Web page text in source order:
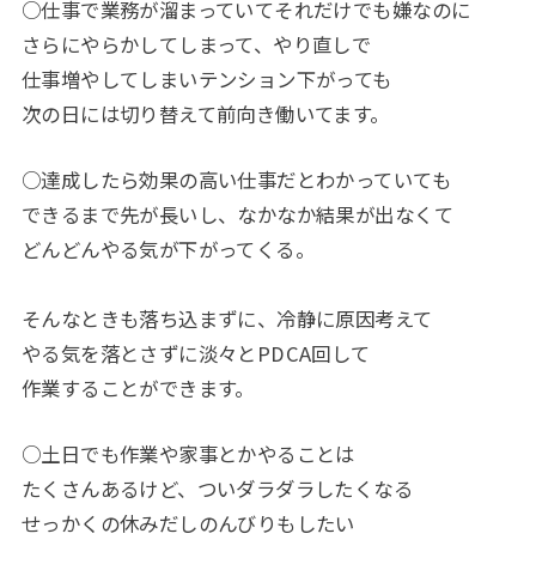
○仕事で業務が溜まっていてそれだけでも嫌なのに
さらにやらかしてしまって、やり直しで
仕事増やしてしまいテンション下がっても
次の日には切り替えて前向き働いてます。
○達成したら効果の高い仕事だとわかっていても
できるまで先が長いし、なかなか結果が出なくて
どんどんやる気が下がってくる。
そんなときも落ち込まずに、冷静に原因考えて
やる気を落とさずに淡々とPDCA回して
作業することができます。
○土日でも作業や家事とかやることは
たくさんあるけど、ついダラダラしたくなる
せっかくの休みだしのんびりもしたい